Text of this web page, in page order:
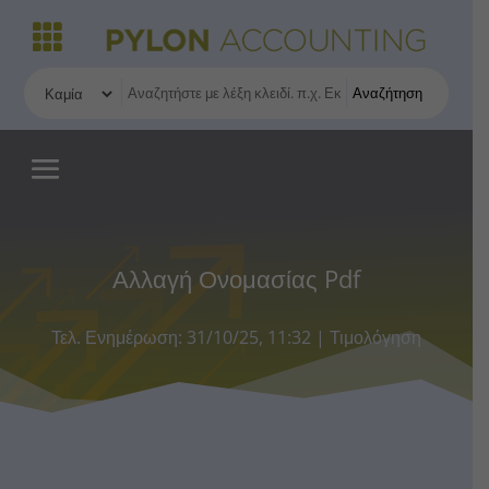
Αναζήτηση
Αλλαγή Ονομασίας Pdf
Τελ. Ενημέρωση: 31/10/25, 11:32 | Τιμολόγηση